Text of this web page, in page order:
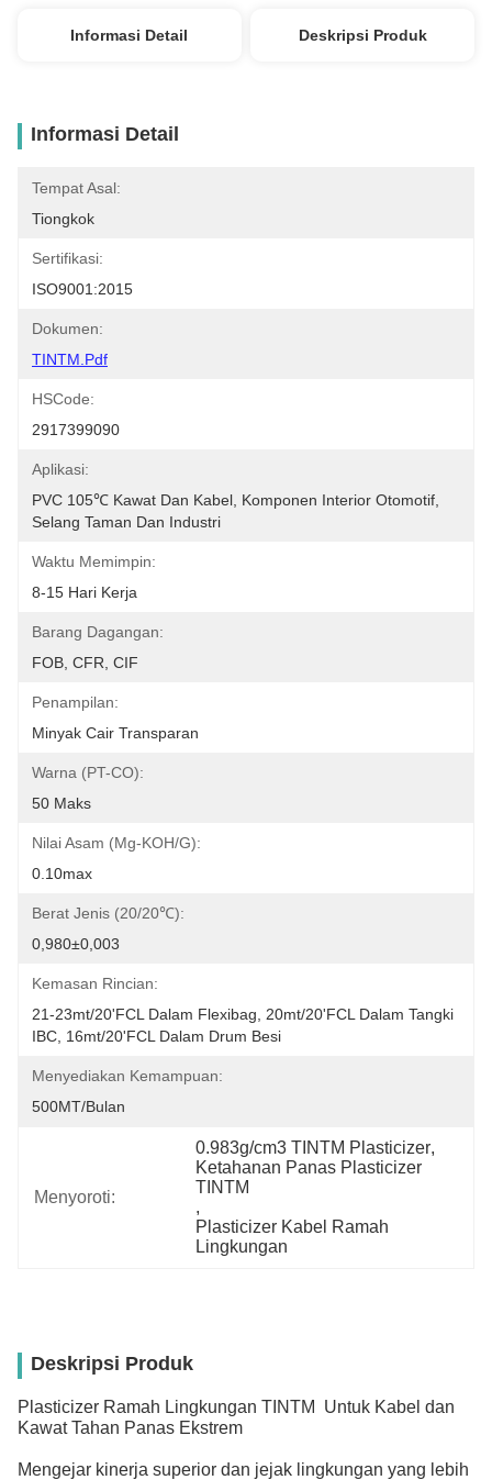
Informasi Detail Deskripsi Produk
Informasi Detail
Tempat Asal:
Tiongkok
Sertifikasi:
ISO9001:2015
Dokumen:
TINTM.pdf
HSCode:
2917399090
Aplikasi:
PVC 105℃ Kawat Dan Kabel, Komponen Interior Otomotif,
Selang Taman Dan Industri
Waktu Memimpin:
8-15 Hari Kerja
Barang Dagangan:
FOB, CFR, CIF
Penampilan:
Minyak Cair Transparan
Warna (PT-CO):
50 Maks
Nilai Asam (mg-KOH/g):
0.10max
Berat Jenis (20/20℃):
0,980±0,003
Kemasan Rincian:
21-23mt/20'FCL Dalam Flexibag, 20mt/20'FCL Dalam Tangki
IBC, 16mt/20'FCL Dalam Drum Besi
Menyediakan Kemampuan:
500MT/Bulan
Menyoroti:
0.983g/cm3 TINTM Plasticizer,
Ketahanan Panas Plasticizer
TINTM
,
Plasticizer Kabel Ramah
Lingkungan
Deskripsi Produk
Plasticizer Ramah Lingkungan TINTM Untuk Kabel dan
Kawat Tahan Panas Ekstrem
Mengejar kinerja superior dan jejak lingkungan yang lebih